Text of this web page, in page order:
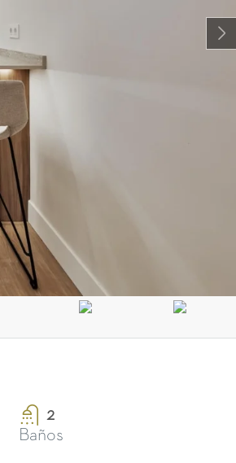
2
Baños